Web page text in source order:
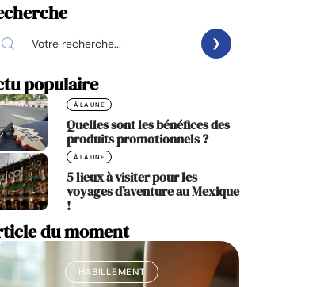
populaire
À LA UNE
Quelles sont les bénéfices des
produits promotionnels ?
À LA UNE
5 lieux à visiter pour les
voyages d’aventure au Mexique
!
du moment
HABILLEMENT